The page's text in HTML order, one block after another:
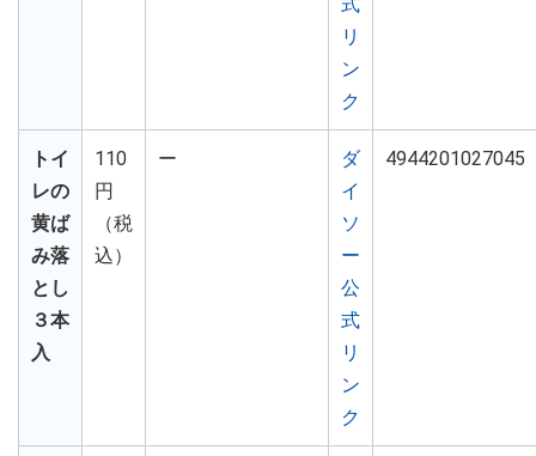
式
リ
ン
ク
トイ
レの
黄ば
み落
とし
３本
入
110
円
（税
込）
ー
ダ
イ
ソ
ー
公
式
リ
ン
ク
4944201027045